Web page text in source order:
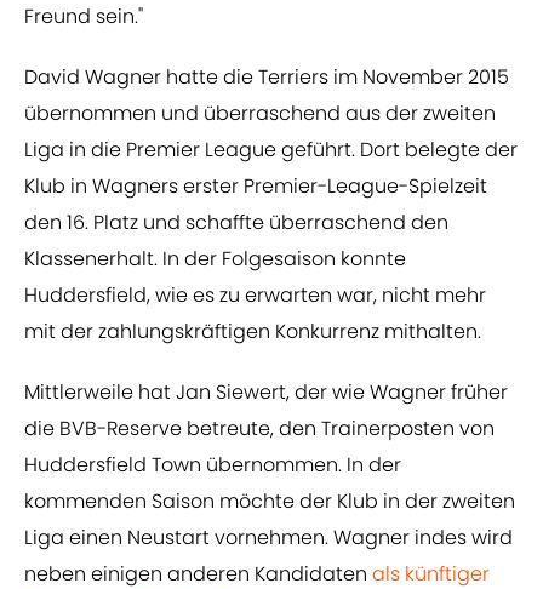
Freund sein."
David Wagner hatte die Terriers im November 2015
übernommen und überraschend aus der zweiten
Liga in die Premier League geführt. Dort belegte der
Klub in Wagners erster Premier-League-Spielzeit
den 16. Platz und schaffte überraschend den
Klassenerhalt. In der Folgesaison konnte
Huddersfield, wie es zu erwarten war, nicht mehr
mit der zahlungskräftigen Konkurrenz mithalten.
Mittlerweile hat Jan Siewert, der wie Wagner früher
die BVB-Reserve betreute, den Trainerposten von
Huddersfield Town übernommen. In der
kommenden Saison möchte der Klub in der zweiten
Liga einen Neustart vornehmen. Wagner indes wird
neben einigen anderen Kandidaten als künftiger